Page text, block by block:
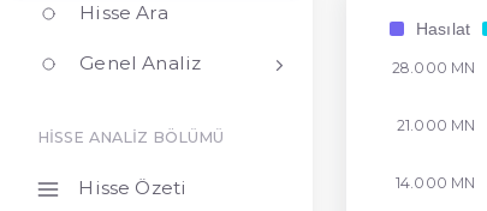
Hisse Ara
Genel Analiz
HİSSE ANALİZ BÖLÜMÜ
Hisse Özeti
Hasılat
28.000 MN
21.000 MN
14.000 MN